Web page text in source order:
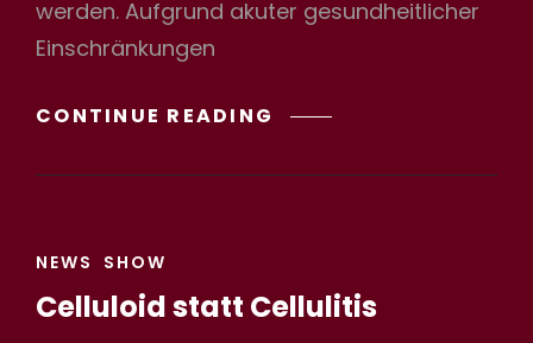
werden. Aufgrund akuter gesundheitlicher
Einschränkungen
CONTINUE READING VERSCHIEBUNG
CAT
NEWS SHOW
Celluloid statt Cellulitis